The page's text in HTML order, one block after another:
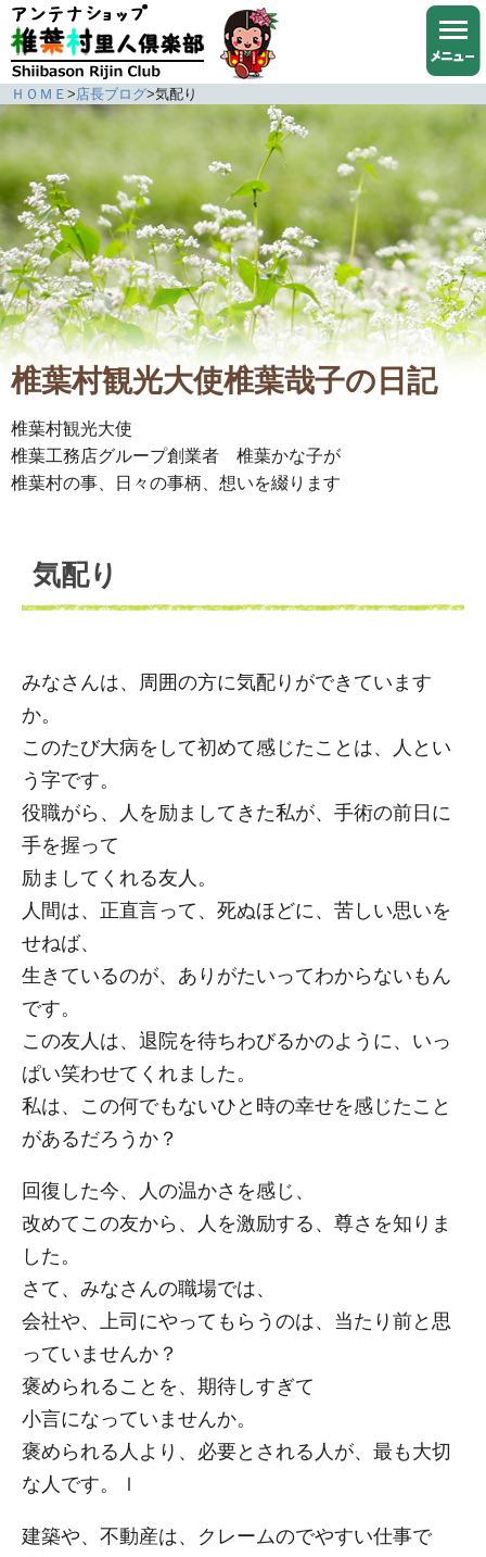
ＨＯＭＥ >店長ブログ>気配り
椎葉村観光大使椎葉哉子の日記
椎葉村観光大使
椎葉工務店グループ創業者 椎葉かな子が
椎葉村の事、日々の事柄、想いを綴ります
気配り
みなさんは、周囲の方に気配りができています
か。
このたび大病をして初めて感じたことは、人とい
う字です。
役職がら、人を励ましてきた私が、手術の前日に
手を握って
励ましてくれる友人。
人間は、正直言って、死ぬほどに、苦しい思いを
せねば、
生きているのが、ありがたいってわからないもん
です。
この友人は、退院を待ちわびるかのように、いっ
ぱい笑わせてくれました。
私は、この何でもないひと時の幸せを感じたこと
があるだろうか？
回復した今、人の温かさを感じ、
改めてこの友から、人を激励する、尊さを知りま
した。
さて、みなさんの職場では、
会社や、上司にやってもらうのは、当たり前と思
っていませんか？
褒められることを、期待しすぎて
小言になっていませんか。
褒められる人より、必要とされる人が、最も大切
な人です。ｌ
建築や、不動産は、クレームのでやすい仕事で